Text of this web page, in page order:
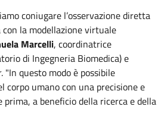
coniugare l’osservazione diretta
la modellazione virtuale
Marcelli, coordinatrice
di Ingegneria Biomedica) e
"In questo modo è possibile
corpo umano con una precisione e
a beneficio della ricerca e della